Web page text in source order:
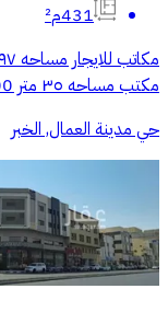
431م²
مكتب مساحه ٣٥ متر 29000
حي مدينة العمال, الخبر